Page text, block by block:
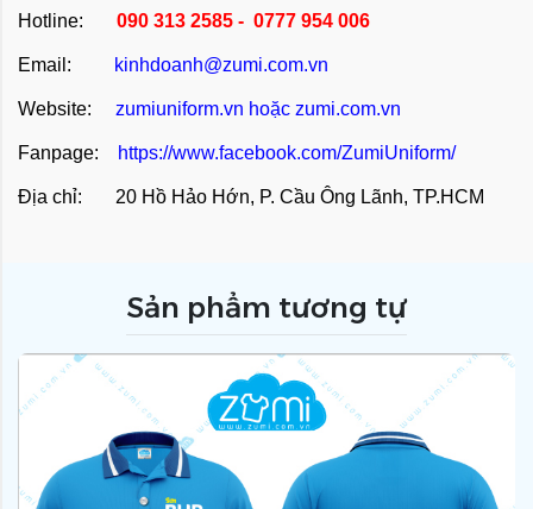
Hotline: 090 313 2585 - 0777 954 006
Email: kinhdoanh@zumi.com.vn
Website: zumiuniform.vn hoặc zumi.com.vn
Fanpage: https://www.facebook.com/ZumiUniform/
Địa chỉ: 20 Hồ Hảo Hớn, P. Cầu Ông Lãnh, TP.HCM
Sản phẩm tương tự